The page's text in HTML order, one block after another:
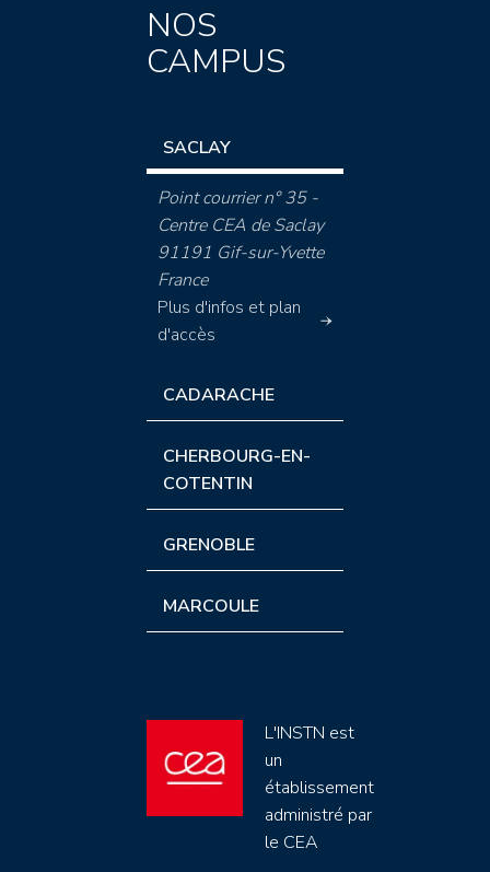
NOS
CAMPUS
SACLAY
Point courrier n° 35 -
Centre CEA de Saclay
91191 Gif-sur-Yvette
France
Plus d'infos et plan
d'accès
CADARACHE
CHERBOURG-EN-
COTENTIN
GRENOBLE
MARCOULE
L'INSTN est
un
établissement
administré par
le CEA